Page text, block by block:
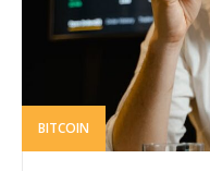
BITCOIN